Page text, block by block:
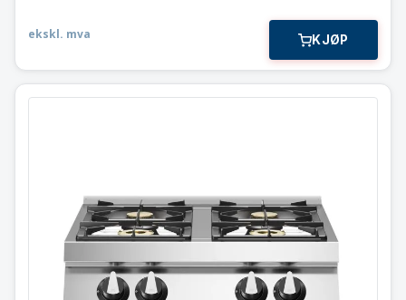
ekskl. mva KJØP
Gass koketopp